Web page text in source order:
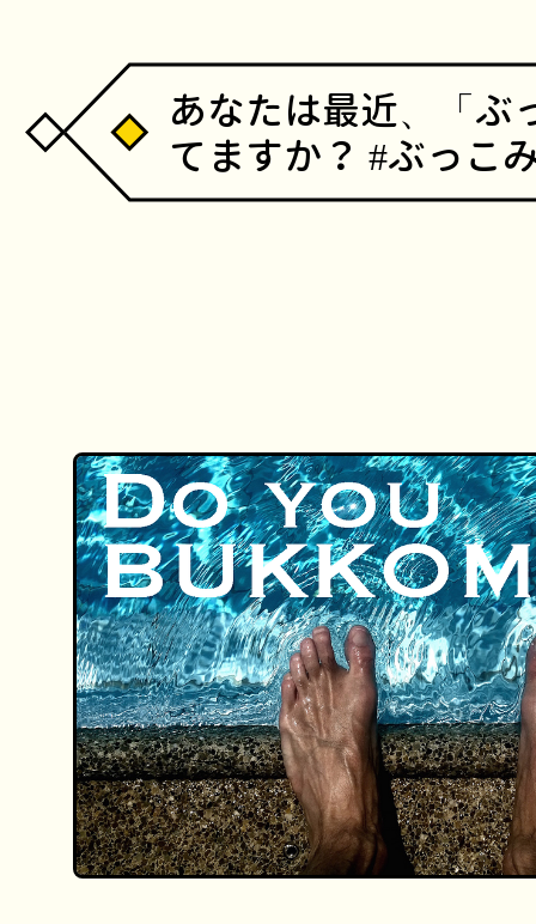
あなたは最近、「ぶ
てますか？ #ぶっこ